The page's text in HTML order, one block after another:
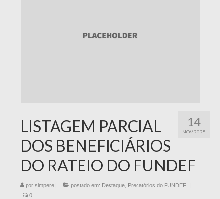
14
NOV 2025
LISTAGEM PARCIAL
DOS BENEFICIÁRIOS
DO RATEIO DO FUNDEF
por simpere postado em: Destaque Precatórios do FUNDEF
0